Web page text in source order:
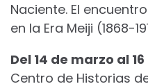
Naciente. El
en la Era Meiji (1868-
Del 14 de marzo al
Centro de Historias